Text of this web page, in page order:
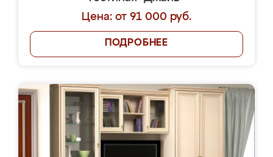
Цена: от 91 000 руб.
ПОДРОБНЕЕ